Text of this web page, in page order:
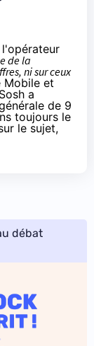
de la
ni sur ceux
Mobile et
a
de 9
toujours le
le sujet,
débat